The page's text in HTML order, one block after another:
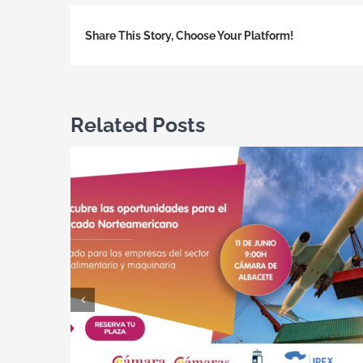
Share This Story, Choose Your Platform!
Related Posts